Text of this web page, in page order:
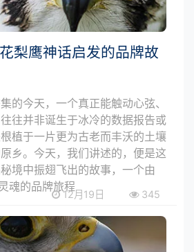
梨鹰神话启发的品牌故
的今天，一个真正能触动心弦、
往并非诞生于冰冷的数据报告或
植于一片更为古老而丰沃的土壤
乡。今天，我们讲述的，便是这
境中振翅飞出的故事，一个由
魂的品牌旅程
12月19日 345